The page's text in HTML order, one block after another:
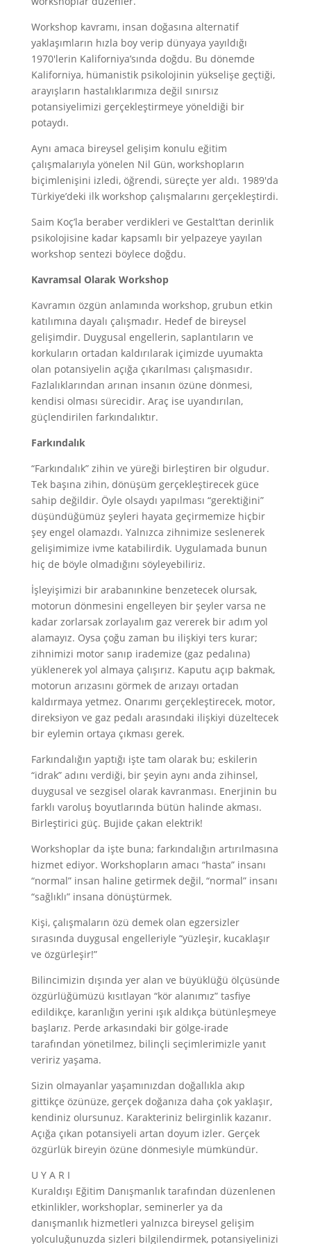
Workshop kavramı, insan doğasına alternatif
yaklaşımların hızla boy verip dünyaya yayıldığı
1970′lerin Kaliforniya’sında doğdu. Bu dönemde
Kaliforniya, hümanistik psikolojinin yükselişe geçtiği,
arayışların hastalıklarımıza değil sınırsız
potansiyelimizi gerçekleştirmeye yöneldiği bir
potaydı.
Aynı amaca bireysel gelişim konulu eğitim
çalışmalarıyla yönelen Nil Gün, workshopların
biçimlenişini izledi, öğrendi, süreçte yer aldı. 1989′da
Türkiye’deki ilk workshop çalışmalarını gerçekleştirdi.
Saim Koç’la beraber verdikleri ve Gestalt’tan derinlik
psikolojisine kadar kapsamlı bir yelpazeye yayılan
workshop sentezi böylece doğdu.
Kavramsal Olarak Workshop
Kavramın özgün anlamında workshop, grubun etkin
katılımına dayalı çalışmadır. Hedef de bireysel
gelişimdir. Duygusal engellerin, saplantıların ve
korkuların ortadan kaldırılarak içimizde uyumakta
olan potansiyelin açığa çıkarılması çalışmasıdır.
Fazlalıklarından arınan insanın özüne dönmesi,
kendisi olması sürecidir. Araç ise uyandırılan,
güçlendirilen farkındalıktır.
Farkındalık
“Farkındalık” zihin ve yüreği birleştiren bir olgudur.
Tek başına zihin, dönüşüm gerçekleştirecek güce
sahip değildir. Öyle olsaydı yapılması “gerektiğini”
düşündüğümüz şeyleri hayata geçirmemize hiçbir
şey engel olamazdı. Yalnızca zihnimize seslenerek
gelişimimize ivme katabilirdik. Uygulamada bunun
hiç de böyle olmadığını söyleyebiliriz.
İşleyişimizi bir arabanınkine benzetecek olursak,
motorun dönmesini engelleyen bir şeyler varsa ne
kadar zorlarsak zorlayalım gaz vererek bir adım yol
alamayız. Oysa çoğu zaman bu ilişkiyi ters kurar;
zihnimizi motor sanıp irademize (gaz pedalına)
yüklenerek yol almaya çalışırız. Kaputu açıp bakmak,
motorun arızasını görmek de arızayı ortadan
kaldırmaya yetmez. Onarımı gerçekleştirecek, motor,
direksiyon ve gaz pedalı arasındaki ilişkiyi düzeltecek
bir eylemin ortaya çıkması gerek.
Farkındalığın yaptığı işte tam olarak bu; eskilerin
“idrak” adını verdiği, bir şeyin aynı anda zihinsel,
duygusal ve sezgisel olarak kavranması. Enerjinin bu
farklı varoluş boyutlarında bütün halinde akması.
Birleştirici güç. Bujide çakan elektrik!
Workshoplar da işte buna; farkındalığın artırılmasına
hizmet ediyor. Workshopların amacı “hasta” insanı
“normal” insan haline getirmek değil, “normal” insanı
“sağlıklı” insana dönüştürmek.
Kişi, çalışmaların özü demek olan egzersizler
sırasında duygusal engelleriyle “yüzleşir, kucaklaşır
ve özgürleşir!”
Bilincimizin dışında yer alan ve büyüklüğü ölçüsünde
özgürlüğümüzü kısıtlayan “kör alanımız” tasfiye
edildikçe, karanlığın yerini ışık aldıkça bütünleşmeye
başlarız. Perde arkasındaki bir gölge-irade
tarafından yönetilmez, bilinçli seçimlerimizle yanıt
veririz yaşama.
Sizin olmayanlar yaşamınızdan doğallıkla akıp
gittikçe özünüze, gerçek doğanıza daha çok yaklaşır,
kendiniz olursunuz. Karakteriniz belirginlik kazanır.
Açığa çıkan potansiyeli artan doyum izler. Gerçek
özgürlük bireyin özüne dönmesiyle mümkündür.
U Y A R I
Kuraldışı Eğitim Danışmanlık tarafından düzenlenen
etkinlikler, workshoplar, seminerler ya da
danışmanlık hizmetleri yalnızca bireysel gelişim
yolculuğunuzda sizleri bilgilendirmek, potansiyelinizi